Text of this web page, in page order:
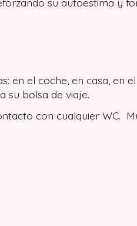
en el coche, en casa, en
su bolsa de viaje.
con cualquier WC.